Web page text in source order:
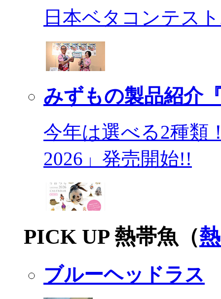
日本ベタコンテス
みずもの製品紹介
今年は選べる2種類
2026」発売開始!!
PICK UP 熱帯魚（
ブルーヘッドラス